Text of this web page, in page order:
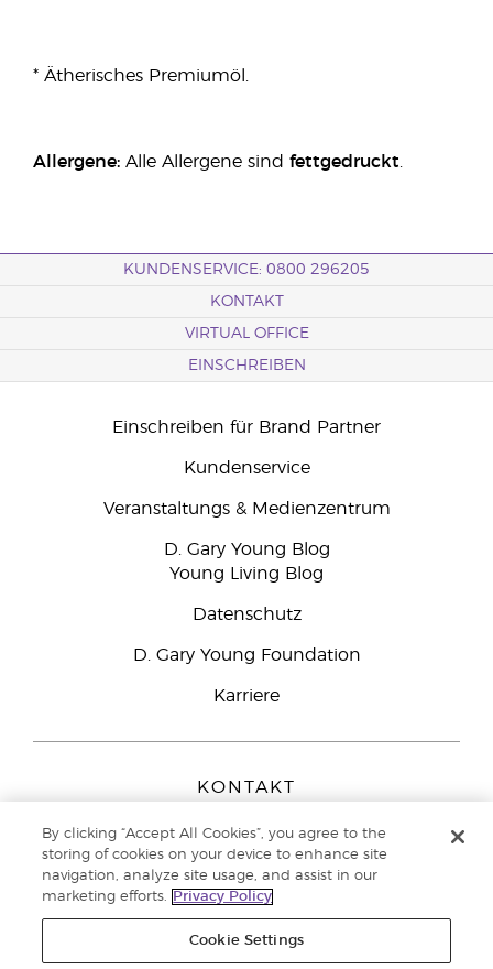
* Ätherisches Premiumöl.
Allergene: Alle Allergene sind fettgedruckt
KUNDENSERVICE: 0800 296205
KONTAKT
VIRTUAL OFFICE
EINSCHREIBEN
Einschreiben für Brand Partner
Kundenservice
Veranstaltungs & Medienzentrum
D. Gary Young Blog
Young Living Blog
Datenschutz
D. Gary Young Foundation
Karriere
KONTAKT
Peizerweg 97
9727 AJ Groningen
Netherlands
Kundenservice:0800-296205
By clicking “Accept All Cookies”, you agree to the
storing of cookies on your device to enhance site
navigation, analyze site usage, and assist in our
marketing efforts.
Privacy Policy
Cookie Settings